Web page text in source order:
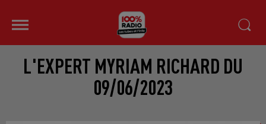
L'EXPERT MYRIAM RICHARD DU
09/06/2023